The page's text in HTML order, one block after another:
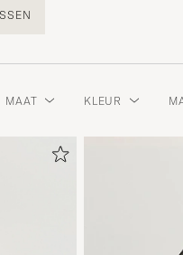
MAAT KLEUR